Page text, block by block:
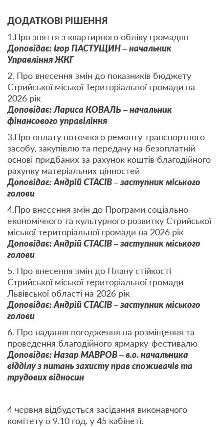
ДОДАТКОВІ РІШЕННЯ
1.Про зняття з квартирного обліку громадян
Доповідає: Ігор ПАСТУЩИН – начальник
Управління ЖКГ
2. Про внесення змін до показників бюджету
Стрийської міської Територіальної громади на
2026 рік
Доповідає: Лариса КОВАЛЬ – начальник
фінансового управіління
3.Про оплату поточного ремонту транспортного
засобу, закупівлю та передачу на безоплатній
основі придбаних за рахунок коштів благодійного
рахунку матеріальних цінностей
Доповідає: Андрій СТАСІВ – заступник міського
голови
4.Про внесення змін до Програми соціально-
економічного та культурного розвитку Стрийської
міської територіальної громади на 2026 рік
Доповідає: Андрій СТАСІВ – заступник міського
голови
5. Про внесення змін до Плану стійкості
Стрийської міської територіальної громади
Львівської області на 2026 рік
Доповідає: Андрій СТАСІВ – заступник міського
голови
6. Про надання погодження на розміщення та
проведення благодійного ярмарку-фестивалю
Доповідає: Назар МАВРОВ – в.о. начальника
відділу з питань захисту прав споживачів та
трудових відносин
4 червня відбудеться засідання виконавчого
комітету о 9.10 год. у 45 кабінеті.